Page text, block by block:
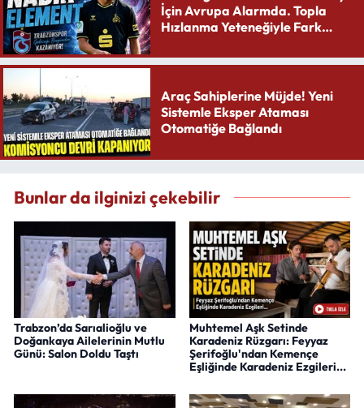
İçin Avrupa Alarmda. Topla
Hızlanma Yeteneğiyle Fark
Araç Sahiplerine Müjde! Yeni
Sistemle Eksper Ataması
Otomatiğe Bağlandı
Bunlar da ilginizi çekebilir
Trabzon’da Sarıalioğlu ve
Doğankaya Ailelerinin Mutlu
Günü: Salon Doldu Taştı
Muhtemel Aşk Setinde
Karadeniz Rüzgarı: Feyyaz
Şerifoğlu'ndan Kemençe
Eşliğinde Karadeniz Ezgileri...